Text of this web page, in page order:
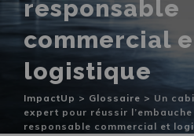
responsable
commercial
logistique
ImpactUp > Glossaire > Un
expert pour réussir
responsable commercial et